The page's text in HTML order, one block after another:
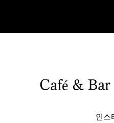
Café & Bar
인스